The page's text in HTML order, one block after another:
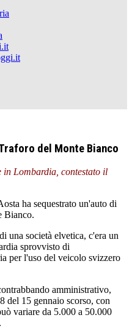
del Monte Bianco
in Lombardia, contestato il
ha sequestrato un'auto di
Bianco.
una società elvetica, c'era un
sprovvisto di
per l'uso del veicolo svizzero
amministrativo,
del 15 gennaio scorso, con
variare da 5.000 a 50.000